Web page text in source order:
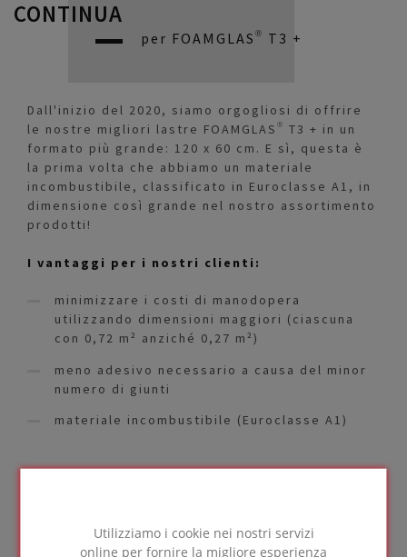
Utilizziamo i cookie nei nostri servizi
online per fornire la migliore esperienza
CONTINUA
per FOAMGLAS® T3 +
Dall'inizio del 2020, siamo orgogliosi di offrire
le nostre migliori lastre FOAMGLAS® T3 + in un
formato più grande: 120 x 60 cm. E sì, questa è
la prima volta che abbiamo un materiale
incombustibile, classificato in Euroclasse A1, in
dimensione così grande nel nostro assortimento
prodotti!
I vantaggi per i nostri clienti:
minimizzare i costi di manodopera
utilizzando dimensioni maggiori (ciascuna
con 0,72 m² anziché 0,27 m²)
meno adesivo necessario a causa del minor
numero di giunti
materiale incombustibile (Euroclasse A1)
vanno da 80 a 180 mm, il che significa che i
clienti possono scegliere la dimensione ottimale